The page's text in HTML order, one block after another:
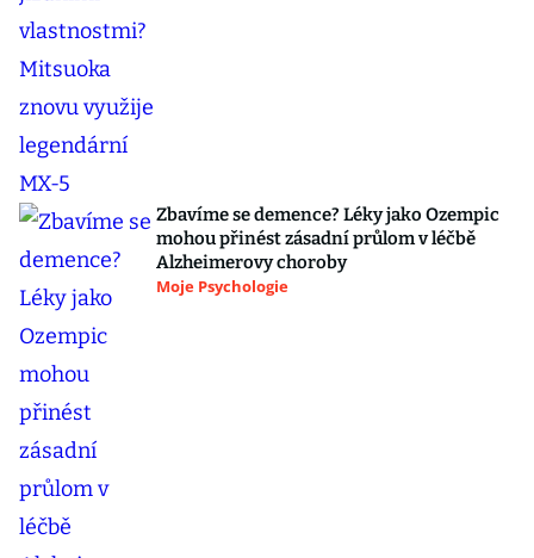
Zbavíme se demence? Léky jako Ozempic
mohou přinést zásadní průlom v léčbě
Alzheimerovy choroby
Moje Psychologie